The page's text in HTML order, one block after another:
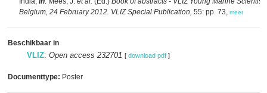
Belgium, 24 February 2012. VLIZ Special Publication, 55: pp. 73, meer
Beschikbaar in
VLIZ: Open access 232701 [ download pdf ]
Documenttype: Poster